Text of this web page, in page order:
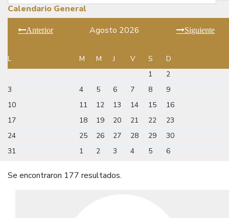
Calendario General
Anterior Agosto 2026 Siguiente
L M M J V S
D
1
2
3
4 5 6 7 8
9
10
11 12 13 14 15
16
17
18 19 20 21 22
23
24
25 26 27 28 29
30
31
1 2 3 4 5 6
Se encontraron 177 resultados.